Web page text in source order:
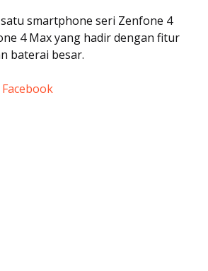
smartphone seri Zenfone 4
4 Max yang hadir dengan fitur
baterai besar.
Facebook